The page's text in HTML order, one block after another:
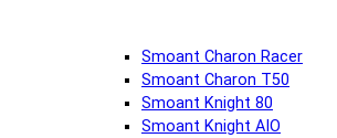
Smoant Charon Racer
Smoant Charon T50
Smoant Knight 80
Smoant Knight AIO